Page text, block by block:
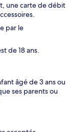
une carte de débit
par le
de 18 ans.
âgé de 3 ans ou
ses parents ou